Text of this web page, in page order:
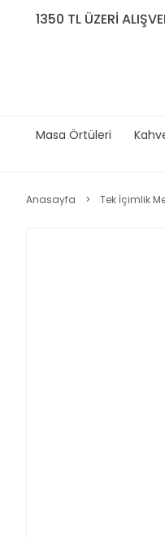
1350 TL ÜZERİ
Masa Örtüleri
Anasayfa Tek İçimlik